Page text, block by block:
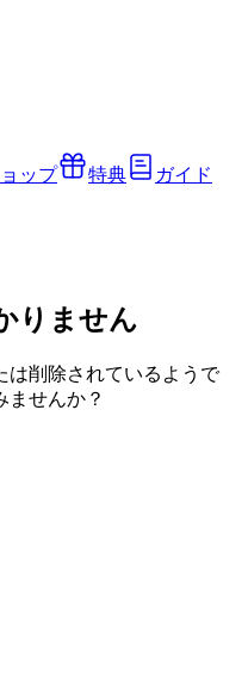
ップ 特典 ガイド
りません
は削除されているようで
ませんか？